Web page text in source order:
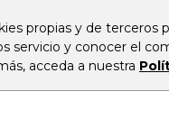
propias y de terceros
servicio y conocer el
acceda a nuestra
canalrcn.com